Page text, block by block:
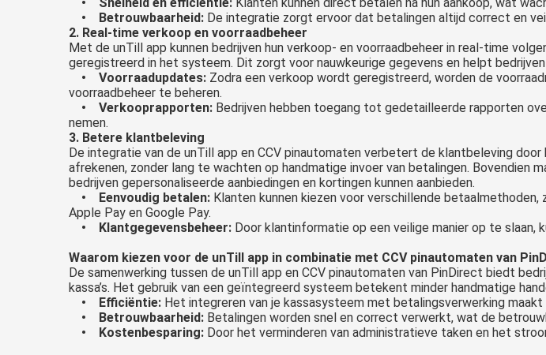
• Betrouwbaarheid: De integratie zorgt ervoor dat betalingen altijd correct en
2. Real-time verkoop en voorraadbeheer
Met de unTill app kunnen bedrijven hun verkoop- en voorraadbeheer in real-time
geregistreerd in het systeem. Dit zorgt voor nauwkeurige gegevens en helpt
• Voorraadupdates: Zodra een verkoop wordt geregistreerd, worden de
voorraadbeheer te beheren.
• Verkooprapporten: Bedrijven hebben toegang tot gedetailleerde rapporten
nemen.
3. Betere klantbeleving
De integratie van de unTill app en CCV pinautomaten verbetert de klantbeleving
afrekenen, zonder lang te wachten op handmatige invoer van betalingen.
bedrijven gepersonaliseerde aanbiedingen en kortingen kunnen aanbieden.
• Eenvoudig betalen: Klanten kunnen kiezen voor verschillende betaalmethoden,
Apple Pay en Google Pay.
• Klantgegevensbeheer: Door klantinformatie op een veilige manier op te slaan,
Waarom kiezen voor de unTill app in combinatie met CCV pinautomaten van
De samenwerking tussen de unTill app en CCV pinautomaten van PinDirect biedt
kassa’s. Het gebruik van een geïntegreerd systeem betekent minder handmatige
• Efficiëntie: Het integreren van je kassasysteem met betalingsverwerking
• Betrouwbaarheid: Betalingen worden snel en correct verwerkt, wat de
• Kostenbesparing: Door het verminderen van administratieve taken en het